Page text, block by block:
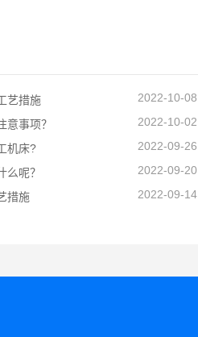
艺措施 2022-10-08
意事项？ 2022-10-02
机床? 2022-09-26
么呢？ 2022-09-20
措施 2022-09-14